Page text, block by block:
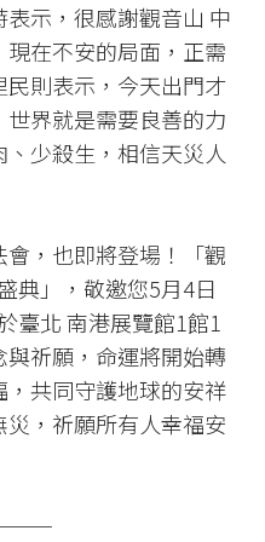
示，很感謝觀音山 中
在不安的局面，正需
則表示，今天出門才
界就是需要良善的力
少殺生，相信天災人
，也即將登場！「觀
典」，敬邀您5月4日
臺北 南港展覽館1館1
祈願，命運將開始轉
共同守護地球的安祥
，祈願所有人幸福安